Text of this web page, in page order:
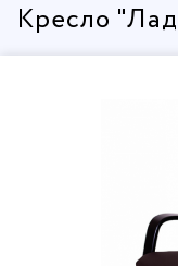
Кресло